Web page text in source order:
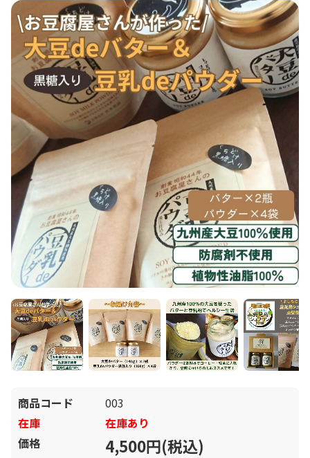
商品コード
003
在庫
在庫あり
価格
4,500円(税込)